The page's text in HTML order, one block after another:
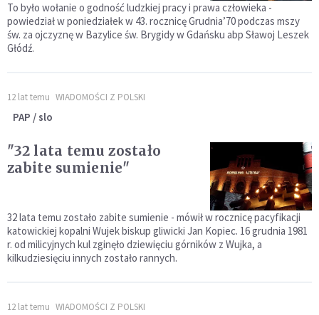
To było wołanie o godność ludzkiej pracy i prawa człowieka -
powiedział w poniedziałek w 43. rocznicę Grudnia’70 podczas mszy
św. za ojczyznę w Bazylice św. Brygidy w Gdańsku abp Sławoj Leszek
Głódź.
12 lat temu WIADOMOŚCI Z POLSKI
PAP / slo
"32 lata temu zostało
zabite sumienie"
32 lata temu zostało zabite sumienie - mówił w rocznicę pacyfikacji
katowickiej kopalni Wujek biskup gliwicki Jan Kopiec. 16 grudnia 1981
r. od milicyjnych kul zginęło dziewięciu górników z Wujka, a
kilkudziesięciu innych zostało rannych.
12 lat temu WIADOMOŚCI Z POLSKI